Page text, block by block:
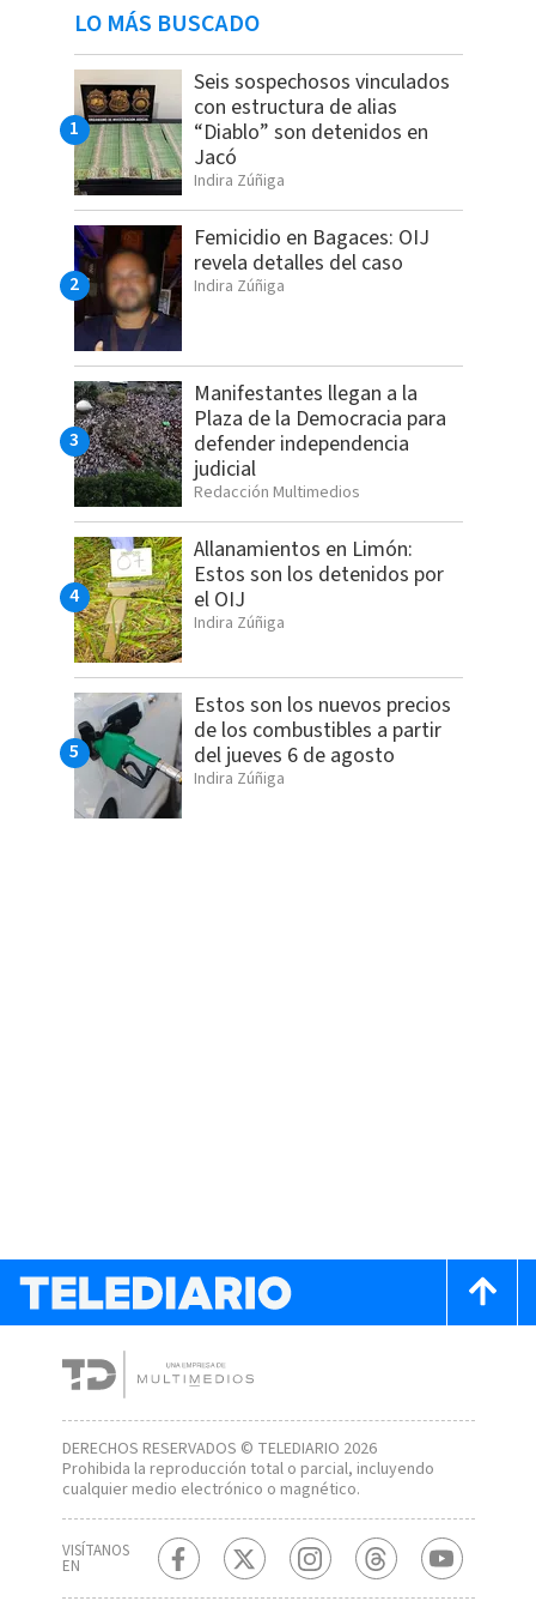
LO MÁS BUSCADO
Seis sospechosos vinculados
con estructura de alias
“Diablo” son detenidos en
Jacó
Indira Zúñiga
Femicidio en Bagaces: OIJ
revela detalles del caso
Indira Zúñiga
Manifestantes llegan a la
Plaza de la Democracia para
defender independencia
judicial
Redacción Multimedios
Allanamientos en Limón:
Estos son los detenidos por
el OIJ
Indira Zúñiga
Estos son los nuevos precios
de los combustibles a partir
del jueves 6 de agosto
Indira Zúñiga
DERECHOS RESERVADOS © TELEDIARIO 2026
Prohibida la reproducción total o parcial, incluyendo
cualquier medio electrónico o magnético.
VISÍTANOS
EN